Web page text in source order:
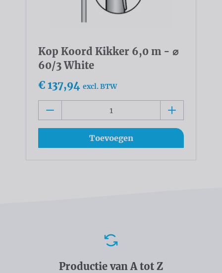
Kop Koord Kikker 6,0 m - ⌀
60/3 White
€ 137,94 excl. BTW
Toevoegen
Productie van A tot Z